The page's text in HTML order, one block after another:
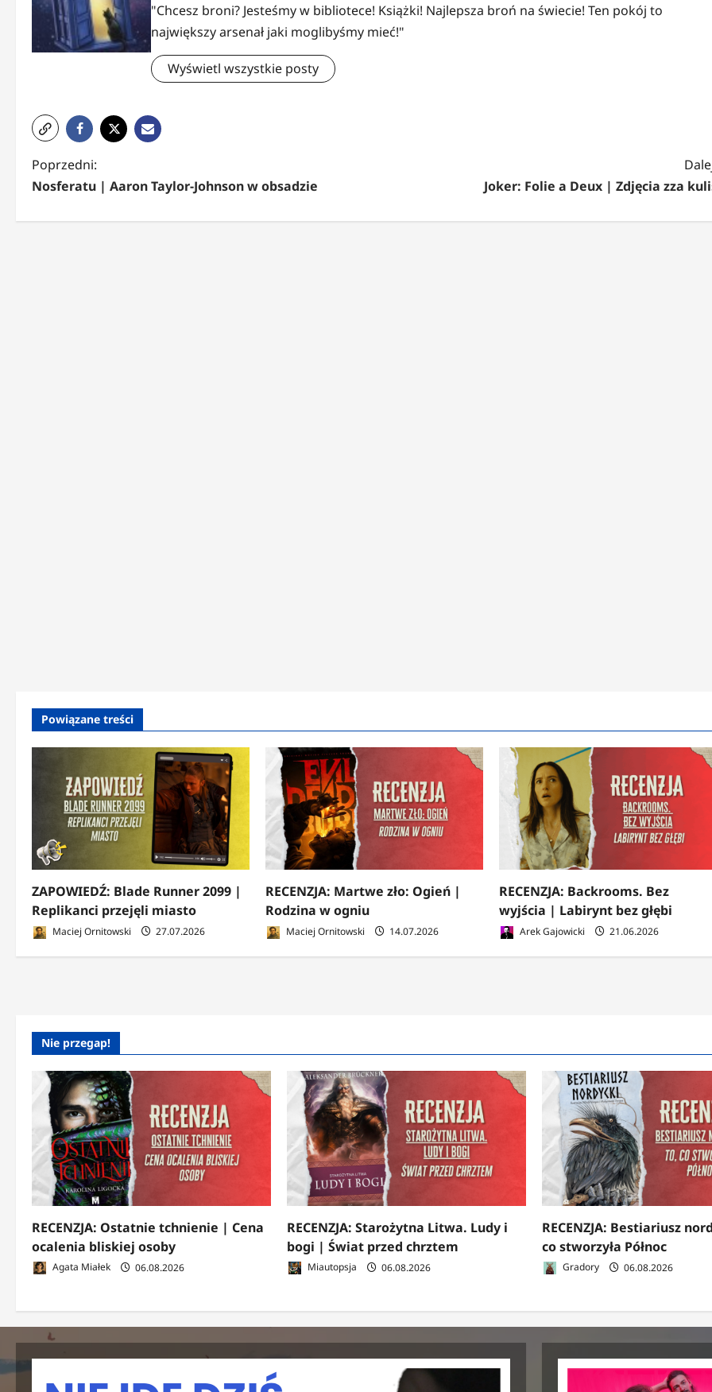
"Chcesz broni? Jesteśmy w bibliotece! Książki! Najlepsza broń na świecie! Ten pokój to
największy arsenał jaki moglibyśmy mieć!"
Wyświetl wszystkie posty
Z
o
b
Poprzedni:
Nosferatu | Aaron Taylor-Johnson w obsadzie
Joker: Folie a Deux | Zdjęcia zza
Powiązane treści
ZAPOWIEDŹ: Blade Runner 2099 |
Replikanci przejęli miasto
Maciej Ornitowski 27.07.2026
RECENZJA: Martwe zło: Ogień |
Rodzina w ogniu
Maciej Ornitowski 14.07.2026
RECENZJA: Backrooms. Bez
wyjścia | Labirynt bez głębi
Arek Gajowicki 21.06.2026
Nie przegap!
RECENZJA: Ostatnie tchnienie | Cena
ocalenia bliskiej osoby
Agata Miałek 06.08.2026
RECENZJA: Starożytna Litwa. Ludy i
bogi | Świat przed chrztem
Miautopsja 06.08.2026
RECENZJA: Bestiariusz
co stworzyła Północ
Gradory 06.08.2026